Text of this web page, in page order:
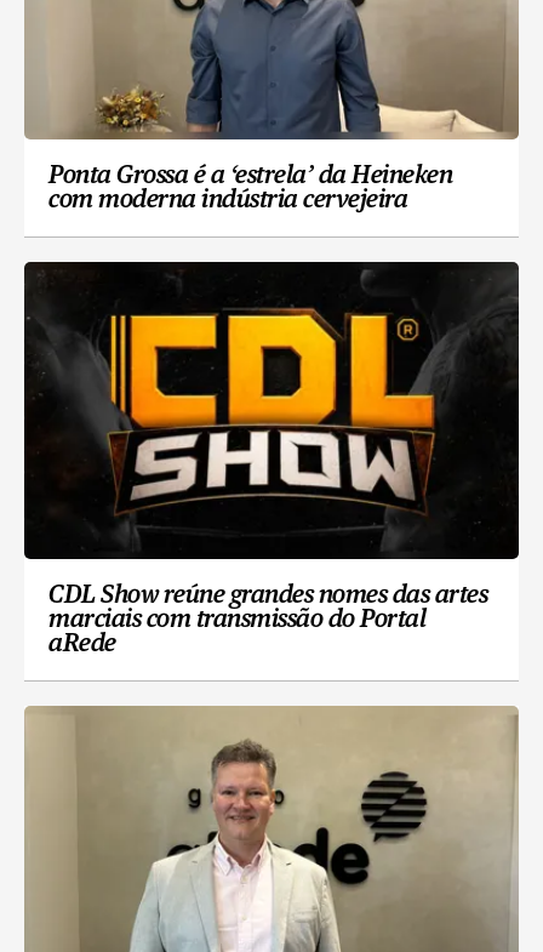
Ponta Grossa é a ‘estrela’ da Heineken
com moderna indústria cervejeira
CDL Show reúne grandes nomes das artes
marciais com transmissão do Portal
aRede